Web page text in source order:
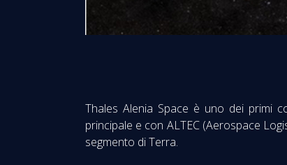
Thales Alenia Space è uno dei primi
principale e con ALTEC (Aerospace
segmento di Terra.